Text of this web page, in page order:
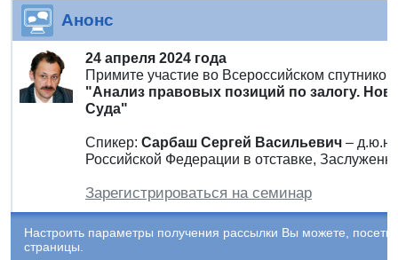
Анонс
24 апреля 2024 года
Примите участие во Всероссийском
"Анализ правовых позиций по залогу.
Суда"
Спикер: Сарбаш Сергей Васильевич –
Российской Федерации в отставке,
Зарегистрироваться на семинар
Настроить параметры получения рассылки Вы можете,
страницы.